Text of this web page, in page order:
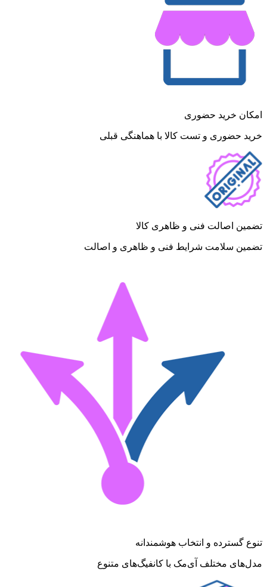
امکان خرید حضوری
خرید حضوری و تست کالا با هماهنگی قبلی
تضمین اصالت فنی و ظاهری کالا
تضمین سلامت شرایط فنی و ظاهری و اصالت
تنوع گسترده و انتخاب هوشمندانه
مدل‌های مختلف آی‌مک با کانفیگ‌های متنوع